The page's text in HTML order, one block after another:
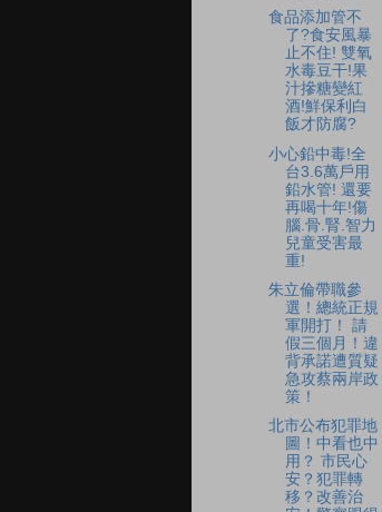
食品添加管不
了?食安風暴
止不住! 雙氧
水毒豆干!果
汁摻糖變紅
酒!鮮保利白
飯才防腐?
小心鉛中毒!全
台3.6萬戶用
鉛水管! 還要
再喝十年!傷
腦.骨.腎.智力
兒童受害最
重!
朱立倫帶職參
選！總統正規
軍開打！ 請
假三個月！違
背承諾遭質疑
急攻蔡兩岸政
策！
北市公布犯罪地
圖！中看也中
用？ 市民心
安？犯罪轉
移？改善治